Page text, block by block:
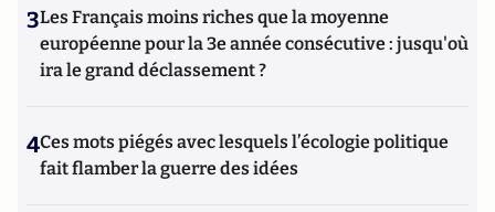
3Les Français moins riches que la moyenne
européenne pour la 3e année consécutive : jusqu'où
ira le grand déclassement ?
4Ces mots piégés avec lesquels l’écologie politique
fait flamber la guerre des idées